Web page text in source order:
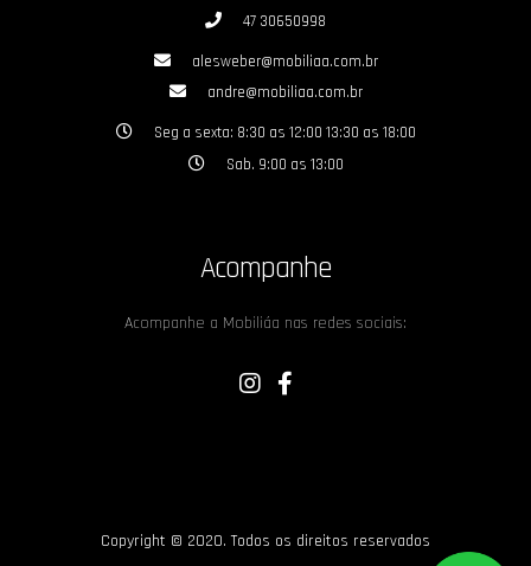
47 30650998
alesweber@mobiliaa.com.br
andre@mobiliaa.com.br
Seg a sexta: 8:30 as 12:00 13:30 as 18:00
Sab. 9:00 as 13:00
Acompanhe
Acompanhe a Mobiliáa nas redes sociais:
Copyright © 2020. Todos os direitos reservados